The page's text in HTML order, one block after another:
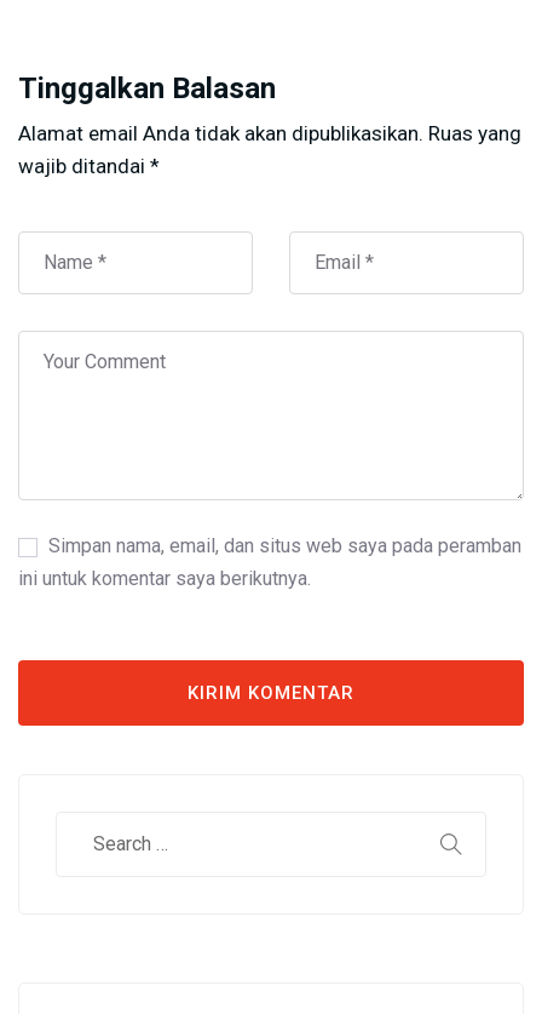
Tinggalkan Balasan
Alamat email Anda tidak akan dipublikasikan. Ruas yang
wajib ditandai *
Simpan nama, email, dan situs web saya pada peramban
ini untuk komentar saya berikutnya.